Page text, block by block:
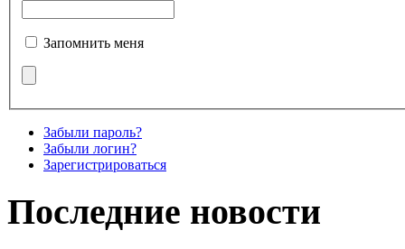
Запомнить меня
Забыли пароль?
Забыли логин?
Зарегистрироваться
Последние новости